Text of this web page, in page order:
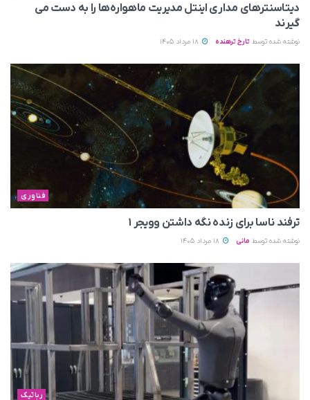
دیتاسنترهای مداری اینتل مدیریت ماهواره‌ها را به دست می‌
گیرند
نوشته شده توسط تارخ ترهنده
فناوری
ترفند ناسا برای زنده نگه داشتن وویجر ۱
نوشته شده توسط مانی
رباتیک